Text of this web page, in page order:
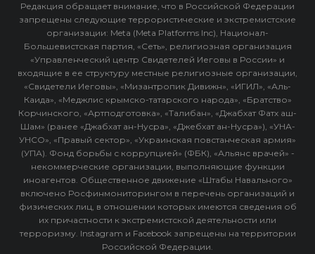
Редакция обращает внимание, что в Российской Федерации
запрещены следующие террористические и экстремистские
организации: Meta (Meta Platforms Inc), Национал-
Большевистская партия, «Сеть», религиозная организация
«Управленческий центр Свидетелей Иеговы в России» и
входящие в ее структуру местные религиозные организации,
«Свидетели Иеговы», «Мизантропик Дивижн», «ИГИЛ», «Аль-
Каида», «Меджлис крымско-татарского народа», «Братство»
Корчинского, «Артподготовка», «Талибан», «Джабхат Фатх аш-
Шам» (ранее «Джабхат ан-Нусра», «Джебхат ан-Нусра»), «УНА-
УНСО», «Правый сектор», «Украинская повстанческая армия»
(УПА). Фонд борьбы с коррупцией» (ФБК), «Альянс врачей» -
некоммерческие организации, выполняющие функции
иноагентов. Общественное движение «Штабы Навального»
включено Росфинмониторингом в перечень организаций и
физических лиц, в отношении которых имеются сведения об
их причастности к экстремистской деятельности или
терроризму. Instagram и Facebook запрещены на территории
Российской Федерации.